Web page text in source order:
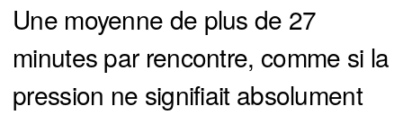
Une moyenne de plus de 27
minutes par rencontre, comme si la
pression ne signifiait absolument